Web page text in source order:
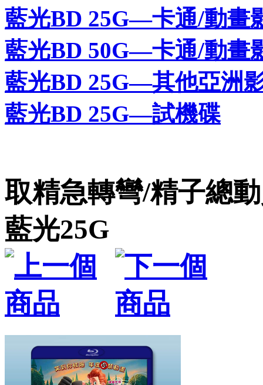
藍光BD 25G—卡通/動畫
藍光BD 50G—卡通/動畫
藍光BD 25G—其他亞洲
藍光BD 25G—試機碟
取精急轉彎/精子總
藍光25G